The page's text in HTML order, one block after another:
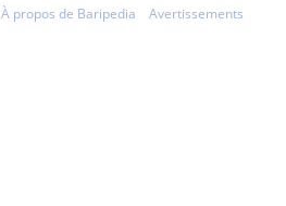
À propos de Baripedia Avertissements